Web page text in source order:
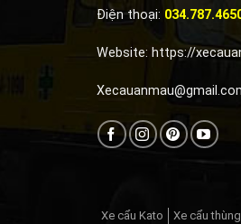
Điện thoại:
Website: https://
Xe cẩu Kato Xe cẩu thùng